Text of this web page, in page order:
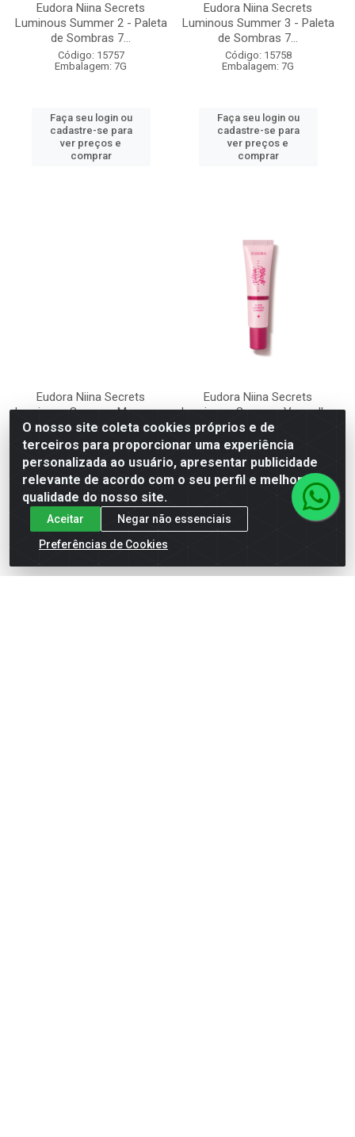
Eudora Niina Secrets
Luminous Summer 2 - Paleta
de Sombras 7...
Código: 15757
Embalagem: 7G
Faça seu login ou
cadastre-se para
ver preços e
comprar
Eudora Niina Secrets
Luminous Summer 3 - Paleta
de Sombras 7...
Código: 15758
Embalagem: 7G
Faça seu login ou
cadastre-se para
ver preços e
comprar
Eudora Niina Secrets
Luminous Summer Marrom -
Batom Gloss La...
Código: 15755
Embalagem: 12ML
Faça seu login ou
cadastre-se para
ver preços e
comprar
Eudora Niina Secrets
Luminous Summer Vermelho
- Batom Gloss ...
Código: 15754
Embalagem: 12ML
Faça seu login ou
cadastre-se para
ver preços e
O nosso site coleta cookies próprios e de
terceiros para proporcionar uma experiência
personalizada ao usuário, apresentar publicidade
relevante de acordo com o seu perfil e melhorar a
qualidade do nosso site.
Aceitar
Negar não essenciais
Preferências de Cookies